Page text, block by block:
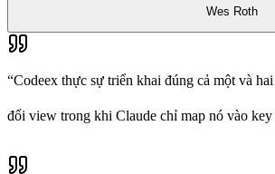
Wes Roth
“Codeex thực sự triển khai đúng cả một và
đổi view trong khi Claude chỉ map nó vào key